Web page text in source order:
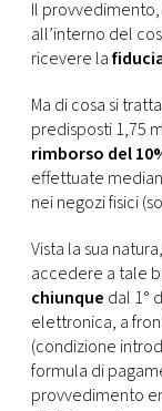
CONSIGLIA
Il
all’interno del
ricevere la
Ma di cosa si
predisposti 1,75
rimborso del
effettuate
nei negozi fisici
Vista la sua
accedere a tale
chiunque dal 1°
elettronica, a
(condizione
formula di
provvedimento